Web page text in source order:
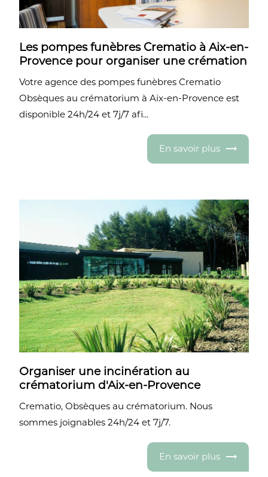
Les pompes funèbres Crematio à Aix-en-
Provence pour organiser une crémation
Votre agence des pompes funèbres Crematio
Obsèques au crématorium à Aix-en-Provence est
disponible 24h/24 et 7j/7 afi...
En savoir plus
Organiser une incinération au
crématorium d'Aix-en-Provence
Crematio, Obsèques au crématorium. Nous
sommes joignables 24h/24 et 7j/7.
En savoir plus